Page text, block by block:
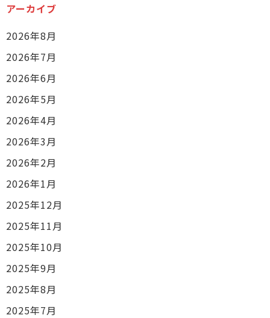
アーカイブ
2026年8月
2026年7月
2026年6月
2026年5月
2026年4月
2026年3月
2026年2月
2026年1月
2025年12月
2025年11月
2025年10月
2025年9月
2025年8月
2025年7月